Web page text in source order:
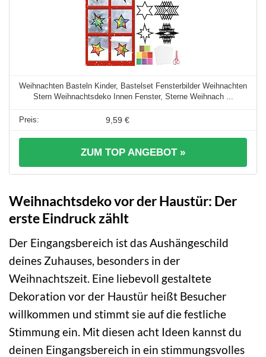
Weihnachten Basteln Kinder, Bastelset Fensterbilder Weihnachten
Stern Weihnachtsdeko Innen Fenster, Sterne Weihnach ...
9,59 €
ZUM TOP ANGEBOT »
Weihnachtsdeko vor der Haustür: Der
erste Eindruck zählt
Der Eingangsbereich ist das Aushängeschild
deines Zuhauses, besonders in der
Weihnachtszeit. Eine liebevoll gestaltete
Dekoration vor der Haustür heißt Besucher
willkommen und stimmt sie auf die festliche
Stimmung ein. Mit diesen acht Ideen kannst du
deinen Eingangsbereich in ein stimmungsvolles